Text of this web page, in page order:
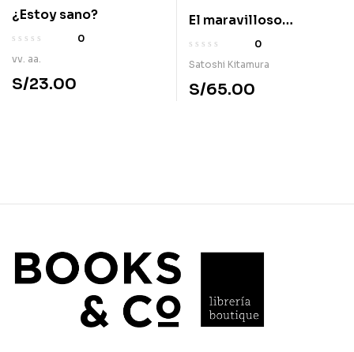
¿Estoy sano?
0
vv. aa.
S/23.00
El maravilloso
sombrero de María
0
Satoshi Kitamura
S/65.00